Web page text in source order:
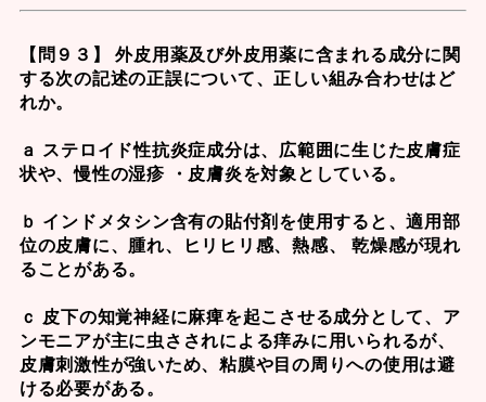
【問９３】 外皮用薬及び外皮用薬に含まれる成分に関
する次の記述の正誤について、正しい組み合わせはど
れか。
ａ ステロイド性抗炎症成分は、広範囲に生じた皮膚症
状や、慢性の湿疹 ・皮膚炎を対象としている。
ｂ インドメタシン含有の貼付剤を使用すると、適用部
位の皮膚に、腫れ、ヒリヒリ感、熱感、 乾燥感が現れ
ることがある。
ｃ 皮下の知覚神経に麻痺を起こさせる成分として、ア
ンモニアが主に虫さされによる痒みに用いられるが、
皮膚刺激性が強いため、粘膜や目の周りへの使用は避
ける必要がある。